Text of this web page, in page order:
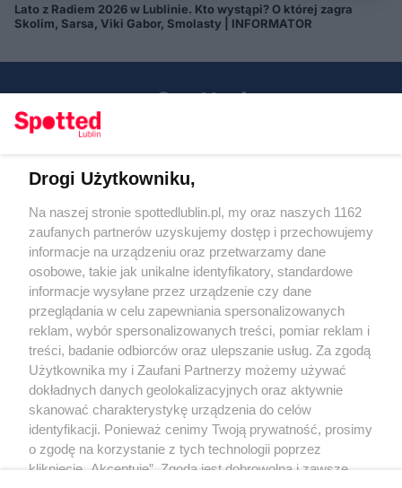
Lato z Radiem 2026 w Lublinie. Kto wystąpi? O której zagra
Skolim, Sarsa, Viki Gabor, Smolasty | INFORMATOR
KATEGORIE
OGŁOSZENIA
WYDARZENIA
NA SKRÓTY
Regulamin
Polityka prywatności
RODO
Warunki korzystania z treści
Drogi Użytkowniku,
Na naszej stronie spottedlublin.pl, my oraz naszych 1162
zaufanych partnerów uzyskujemy dostęp i przechowujemy
informacje na urządzeniu oraz przetwarzamy dane
osobowe, takie jak unikalne identyfikatory, standardowe
informacje wysyłane przez urządzenie czy dane
przeglądania w celu zapewniania spersonalizowanych
reklam, wybór spersonalizowanych treści, pomiar reklam i
treści, badanie odbiorców oraz ulepszanie usług. Za zgodą
Użytkownika my i Zaufani Partnerzy możemy używać
dokładnych danych geolokalizacyjnych oraz aktywnie
skanować charakterystykę urządzenia do celów
identyfikacji. Ponieważ cenimy Twoją prywatność, prosimy
o zgodę na korzystanie z tych technologii poprzez
kliknięcie „Akceptuję”. Zgoda jest dobrowolna i zawsze